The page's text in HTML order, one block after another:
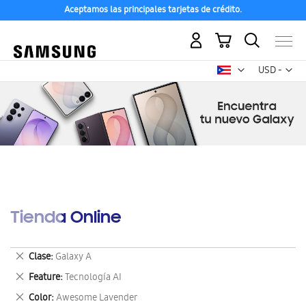
Aceptamos las principales tarjetas de crédito.
USD -
dólar
Mi carrito
Tienda Online
Clase Galaxy A
Eliminar
este
artículo
Feature Tecnología AI
Eliminar
este
Color Awesome Lavender
Eliminar